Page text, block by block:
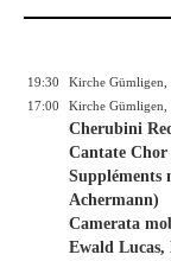
19:30
Kirche Gümligen,
17:00
Kirche Gümligen,
Cherubini
Cantate
Suppléments
Achermann)
Camerata
Ewald Lucas,